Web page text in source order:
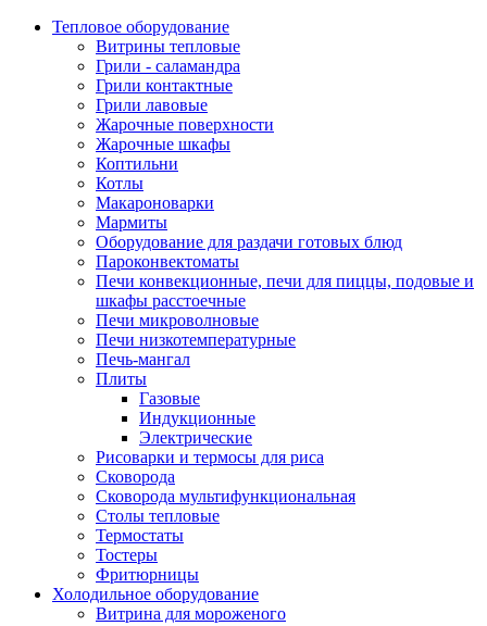
Тепловое оборудование
Витрины тепловые
Грили - саламандра
Грили контактные
Грили лавовые
Жарочные поверхности
Жарочные шкафы
Коптильни
Котлы
Макароноварки
Мармиты
Оборудование для раздачи готовых блюд
Пароконвектоматы
Печи конвекционные, печи для пиццы, подовые и
шкафы расстоечные
Печи микроволновые
Печи низкотемпературные
Печь-мангал
Плиты
Газовые
Индукционные
Электрические
Рисоварки и термосы для риса
Сковорода
Сковорода мультифункциональная
Столы тепловые
Термостаты
Тостеры
Фритюрницы
Холодильное оборудование
Витрина для мороженого